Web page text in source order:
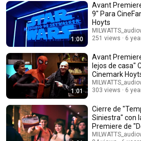
1:00
Avant
9" Para
Hoyts
251 views
6
1:01
Avant
lejos de casa"
Cinemark
303 views
6
Cierre de
Siniestra" con
Premiere de
Cine Fan.